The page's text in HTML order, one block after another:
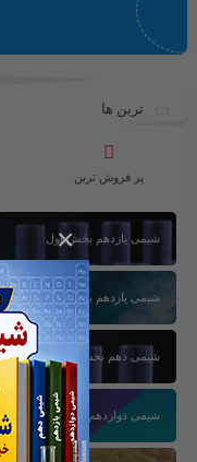
×
ترین ها
پر فروش ترین
شیمی یازدهم بخش اول
شیمی یازدهم بخش سوم
شیمی دهم بخش اول
شیمی دوازدهم بخش سوم